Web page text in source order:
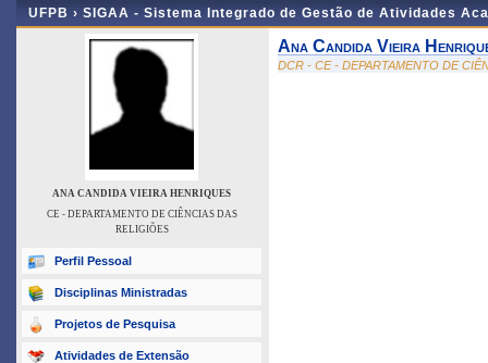
UFPB › SIGAA - Sistema Integrado de Gestão de Atividades
ANA CANDIDA VIEIRA HENRIQUES
CE - DEPARTAMENTO DE CIÊNCIAS DAS
RELIGIÕES
Perfil Pessoal
Disciplinas Ministradas
Projetos de Pesquisa
Atividades de Extensão
Ana Candida Vieira
DCR - CE - DEPARTAMENTO DE